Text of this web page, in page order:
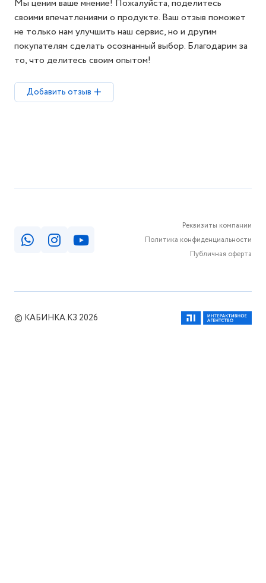
Мы ценим ваше мнение! Пожалуйста, поделитесь
своими впечатлениями о продукте. Ваш отзыв поможет
не только нам улучшить наш сервис, но и другим
покупателям сделать осознанный выбор. Благодарим за
то, что делитесь своим опытом!
Добавить отзыв
Реквизиты компании
Политика конфиденциальности
Публичная оферта
© КАБИНКА.КЗ 2026